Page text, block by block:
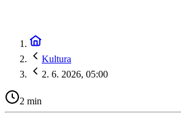
Kultura
2. 6. 2026, 05:00
2 min